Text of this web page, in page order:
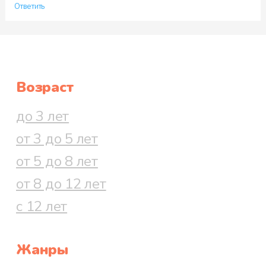
Ответить
Возраст
до 3 лет
от 3 до 5 лет
от 5 до 8 лет
от 8 до 12 лет
с 12 лет
Жанры